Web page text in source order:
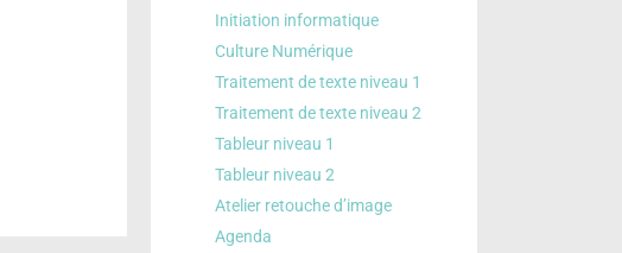
Initiation informatique
Culture Numérique
Traitement de texte niveau 1
Traitement de texte niveau 2
Tableur niveau 1
Tableur niveau 2
Atelier retouche d’image
Agenda